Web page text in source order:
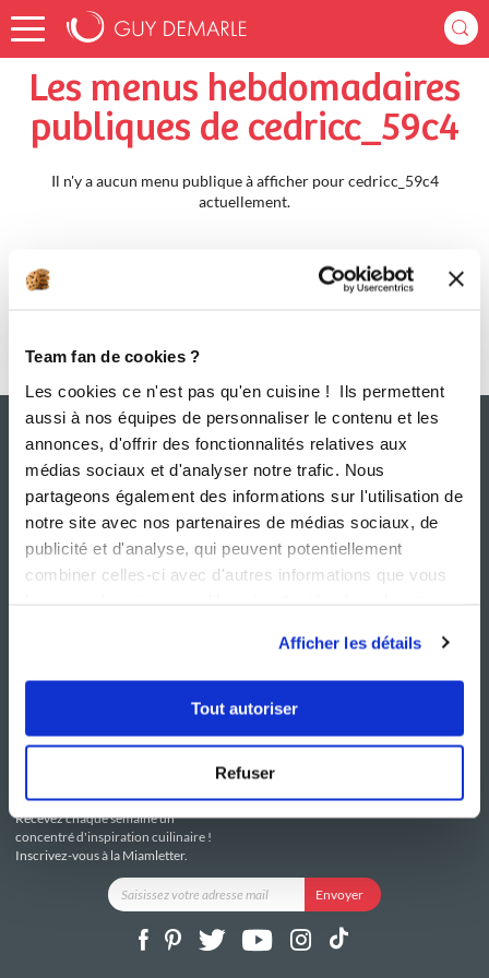
Team fan de cookies ?
Les cookies ce n'est pas qu'en cuisine ! Ils permettent
aussi à nos équipes de personnaliser le contenu et les
annonces, d'offrir des fonctionnalités relatives aux
médias sociaux et d'analyser notre trafic. Nous
partageons également des informations sur l'utilisation de
notre site avec nos partenaires de médias sociaux, de
publicité et d'analyse, qui peuvent potentiellement
combiner celles-ci avec d'autres informations que vous
Afficher les détails
Tout autoriser
Refuser
Accueil cedricc_59c4 Menus Hebdomadaires
Les menus hebdomadaires
publiques de cedricc_59c4
Il n'y a aucun menu publique à afficher pour cedricc_59c4
actuellement.
Le Mag'
i-Cook'in
Contactez-nous
Mentions légales
Politique de confidentialité
Utilisation des Cookies
Recevez chaque semaine un
concentré d'inspiration cuilinaire !
Inscrivez-vous à la Miamletter.